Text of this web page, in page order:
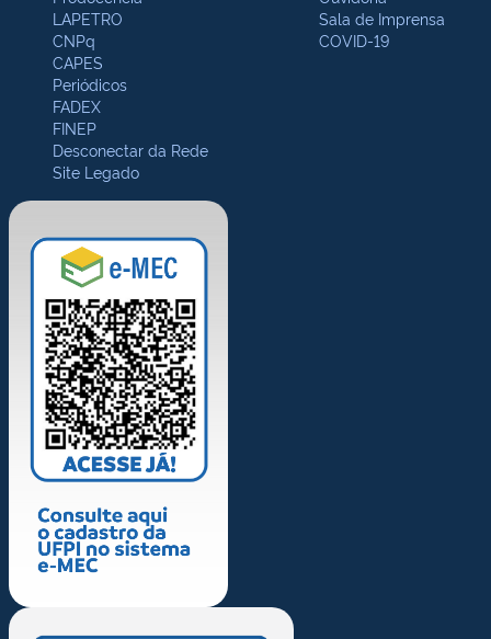
LAPETRO
CNPq
CAPES
Periódicos
FADEX
FINEP
Desconectar da Rede
Site Legado
Sala de Imprensa
COVID-19